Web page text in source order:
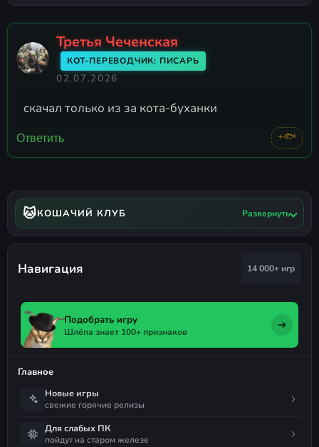
Третья Чеченская
КОТ-ПЕРЕВОДЧИК: ПИСАРЬ
02.07.2026
скачал только из за кота-буханки
Ответить +🐟
🐱КОШАЧИЙ КЛУБ Развернуть
Навигация 14 000+ игр
Подобрать игру
Шлёпа знает 100+ признаков
Главное
Новые игры
свежие горячие релизы
Для слабых ПК
пойдут на старом железе